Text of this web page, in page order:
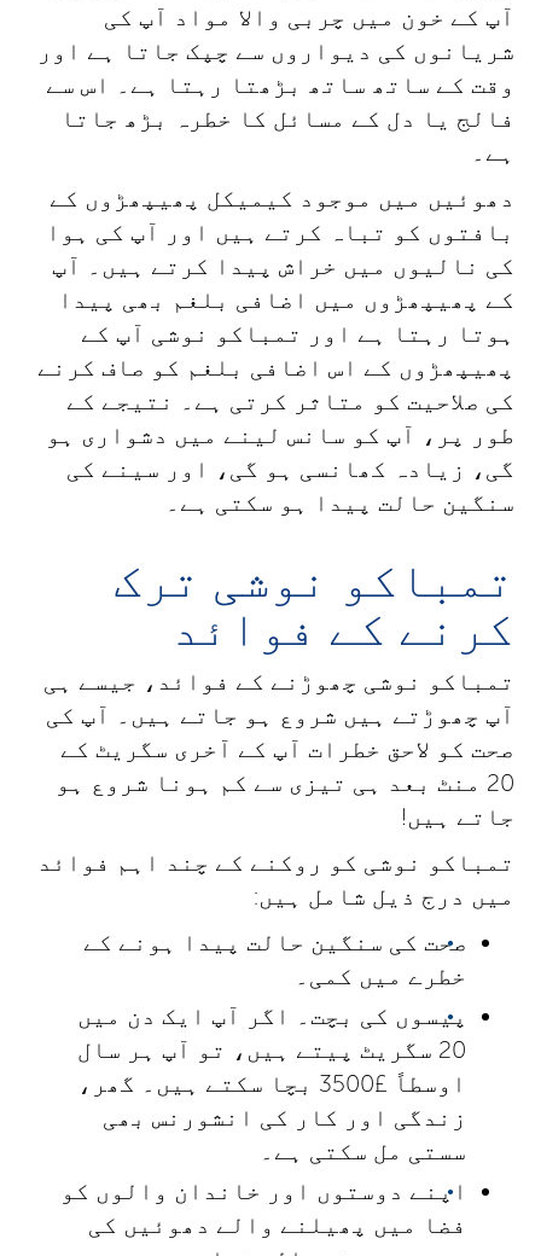
آپ کے خون میں چربی والا مواد آپ کی
شریانوں کی دیواروں سے چپک جاتا ہے اور
وقت کے ساتھ ساتھ بڑھتا رہتا ہے۔ اس سے
فالج یا دل کے مسائل کا خطرہ بڑھ جاتا
ہے۔
دھوئیں میں موجود کیمیکل پھیپھڑوں کے
بافتوں کو تباہ کرتے ہیں اور آپ کی ہوا
کی نالیوں میں خراش پیدا کرتے ہیں۔ آپ
کے پھیپھڑوں میں اضافی بلغم بھی پیدا
ہوتا رہتا ہے اور تمباکو نوشی آپ کے
پھیپھڑوں کے اس اضافی بلغم کو صاف کرنے
کی صلاحیت کو متاثر کرتی ہے۔ نتیجے کے
طور پر، آپ کو سانس لینے میں دشواری ہو
گی، زیادہ کھانسی ہو گی، اور سینے کی
سنگین حالت پیدا ہو سکتی ہے۔
تمباکو نوشی ترک
کرنے کے فوائد
تمباکو نوشی چھوڑنے کے فوائد، جیسے ہی
آپ چھوڑتے ہیں شروع ہو جاتے ہیں۔ آپ کی
صحت کو لاحق خطرات آپ کے آخری سگریٹ کے
20 منٹ بعد ہی تیزی سے کم ہونا شروع ہو
جاتے ہیں!
تمباکو نوشی کو روکنے کے چند اہم فوائد
میں درج ذیل شامل ہیں:
صحت کی سنگین حالت پیدا ہونے کے
خطرے میں کمی۔
پیسوں کی بچت۔ اگر آپ ایک دن میں
20 سگریٹ پیتے ہیں، تو آپ ہر سال
اوسطاً £3500 بچا سکتے ہیں۔ گھر،
زندگی اور کار کی انشورنس بھی
سستی مل سکتی ہے۔
اپنے دوستوں اور خاندان والوں کو
فضا میں پھیلنے والے دھوئیں کی